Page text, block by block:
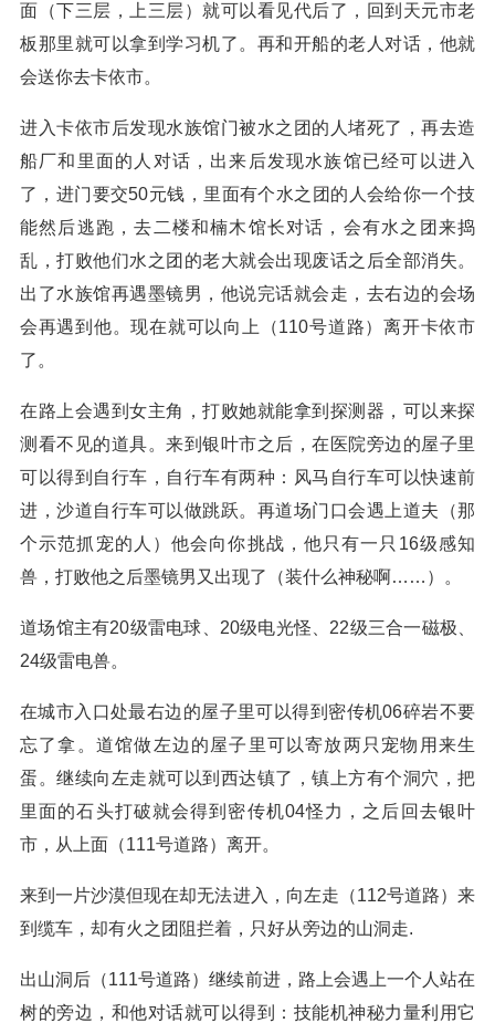
面（下三层，上三层）就可以看见代后了，回到天元市老
板那里就可以拿到学习机了。再和开船的老人对话，他就
会送你去卡依市。
进入卡依市后发现水族馆门被水之团的人堵死了，再去造
船厂和里面的人对话，出来后发现水族馆已经可以进入
了，进门要交50元钱，里面有个水之团的人会给你一个技
能然后逃跑，去二楼和楠木馆长对话，会有水之团来捣
乱，打败他们水之团的老大就会出现废话之后全部消失。
出了水族馆再遇墨镜男，他说完话就会走，去右边的会场
会再遇到他。现在就可以向上（110号道路）离开卡依市
了。
在路上会遇到女主角，打败她就能拿到探测器，可以来探
测看不见的道具。来到银叶市之后，在医院旁边的屋子里
可以得到自行车，自行车有两种：风马自行车可以快速前
进，沙道自行车可以做跳跃。再道场门口会遇上道夫（那
个示范抓宠的人）他会向你挑战，他只有一只16级感知
兽，打败他之后墨镜男又出现了（装什么神秘啊……）。
道场馆主有20级雷电球、20级电光怪、22级三合一磁极、
24级雷电兽。
在城市入口处最右边的屋子里可以得到密传机06碎岩不要
忘了拿。道馆做左边的屋子里可以寄放两只宠物用来生
蛋。继续向左走就可以到西达镇了，镇上方有个洞穴，把
里面的石头打破就会得到密传机04怪力，之后回去银叶
市，从上面（111号道路）离开。
来到一片沙漠但现在却无法进入，向左走（112号道路）来
到缆车，却有火之团阻拦着，只好从旁边的山洞走.
出山洞后（111号道路）继续前进，路上会遇上一个人站在
树的旁边，和他对话就可以得到：技能机神秘力量利用它